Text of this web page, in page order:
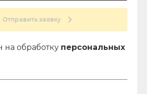
Отправить заявку
на обработку персональных